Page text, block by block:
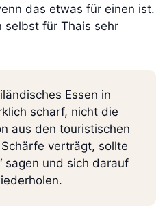
das etwas für einen ist.
selbst für Thais sehr
Essen in
scharf, nicht die
aus den touristischen
verträgt, sollte
sagen und sich darauf